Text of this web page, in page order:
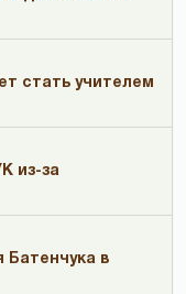
стать учителем
из-за
Батенчука в